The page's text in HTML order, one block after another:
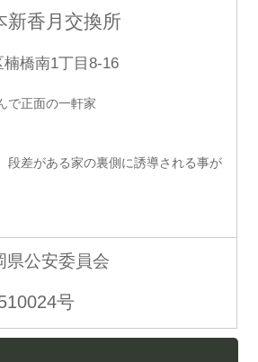
香月交換所
橋南1丁目8-16
正面の一軒家
段差がある家の裏側に誘導される事が
公安委員会
号